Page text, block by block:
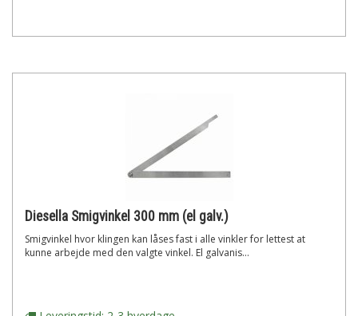
Diesella Smigvinkel 300 mm (el galv.)
Smigvinkel hvor klingen kan låses fast i alle vinkler for lettest at
kunne arbejde med den valgte vinkel. El galvanis...